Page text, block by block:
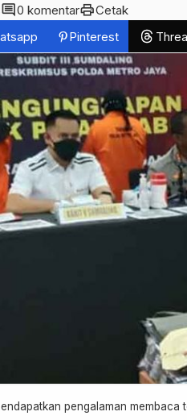
comment0 komentarprintCetak
Pinterest
pengalaman membaca